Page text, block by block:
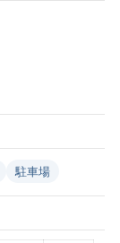
駐車場